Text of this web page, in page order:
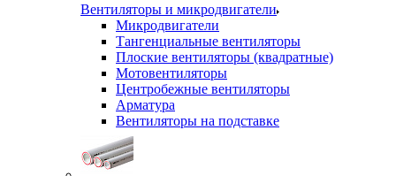
Вентиляторы и микродвигатели
Микродвигатели
Тангенциальные вентиляторы
Плоские вентиляторы (квадратные)
Мотовентиляторы
Центробежные вентиляторы
Арматура
Вентиляторы на подставке